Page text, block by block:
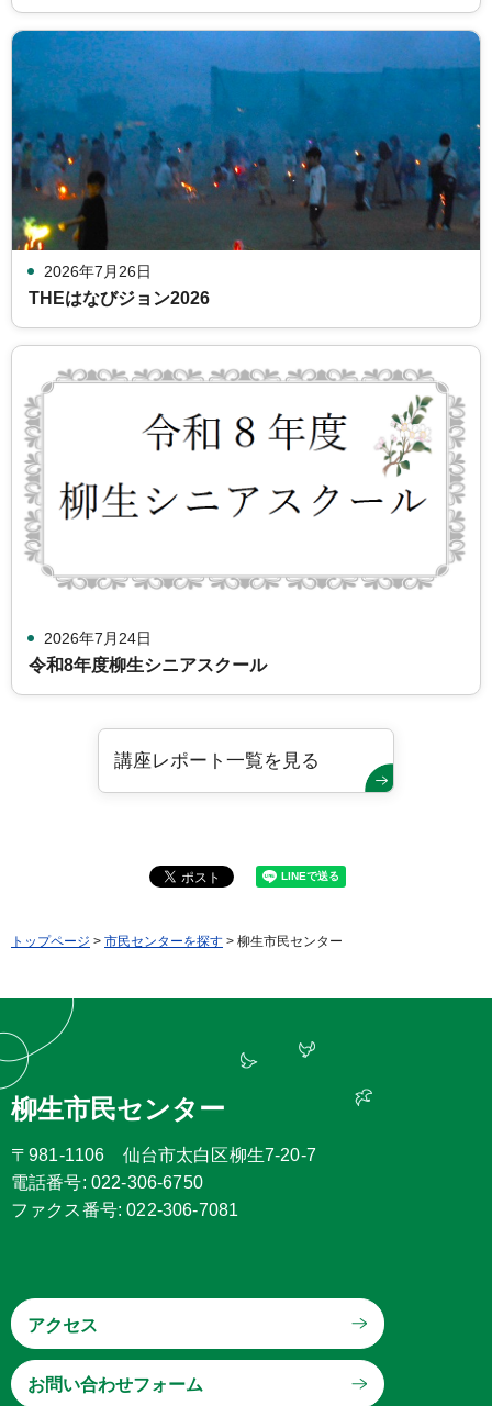
2026年7月26日
THEはなびジョン2026
2026年7月24日
令和8年度柳生シニアスクール
講座レポート一覧を見る
トップページ > 市民センターを探す > 柳生市民センター
柳生市民センター
〒981-1106 仙台市太白区柳生7-20-7
電話番号: 022-306-6750
ファクス番号: 022-306-7081
アクセス